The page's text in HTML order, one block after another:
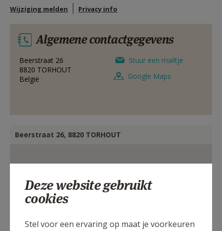
HULP
MIJN PAROCHIE
AANMELDEN OF REGISTREREN
Wijziging melden Privacy info
Algemene contactgegevens
Beerstraat 26
8820 TORHOUT
België
Stuur een mailtje
Google Maps
Beerstraat 26, 8820 TORHOUT
Deze website gebruikt
cookies
Stel voor een ervaring op maat je voorkeuren